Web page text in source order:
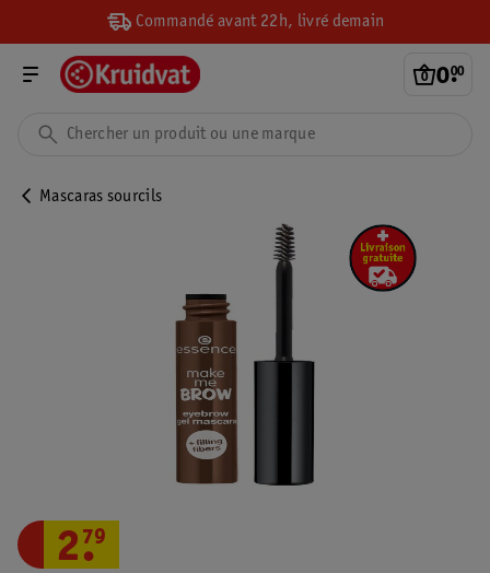
Commandé avant 22h, livré demain
0.
00
Mascaras sourcils
2.
79